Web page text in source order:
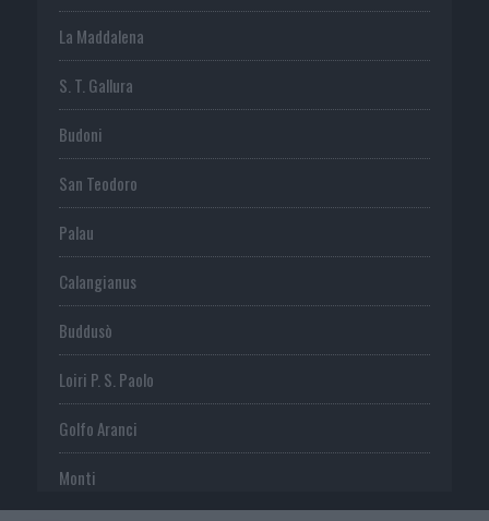
La Maddalena
S. T. Gallura
Budoni
San Teodoro
Palau
Calangianus
Buddusò
Loiri P. S. Paolo
Golfo Aranci
Monti